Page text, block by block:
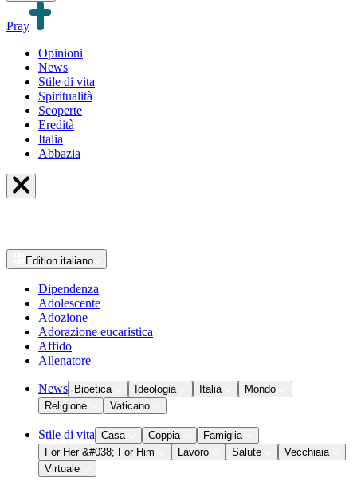
Pray
Opinioni
News
Stile di vita
Spiritualità
Scoperte
Eredità
Italia
Abbazia
Edition italiano
Dipendenza
Adolescente
Adozione
Adorazione eucaristica
Affido
Allenatore
News Bioetica Ideologia Italia
Mondo
Religione
Vaticano
Stile di vita Casa Coppia
Famiglia
For Her &#038; For Him
Lavoro Salute
Vecchiaia
Virtuale